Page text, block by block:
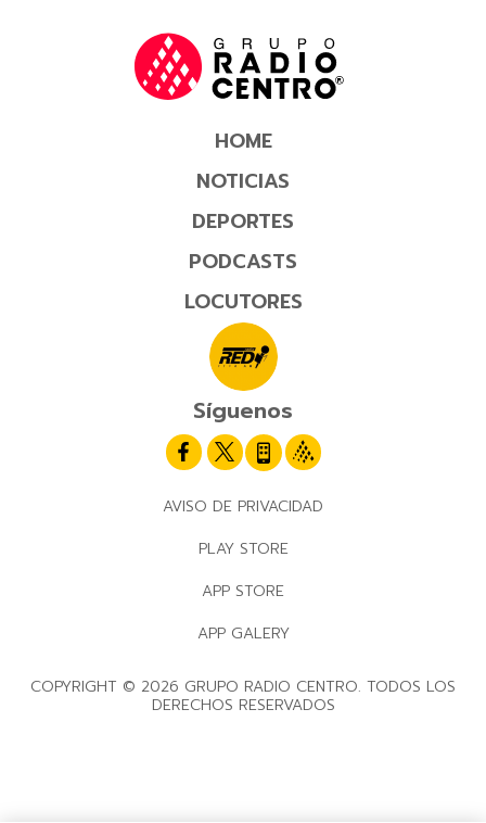
HOME
NOTICIAS
DEPORTES
PODCASTS
LOCUTORES
Síguenos
AVISO DE PRIVACIDAD
PLAY STORE
APP STORE
APP GALERY
COPYRIGHT © 2026 GRUPO RADIO CENTRO. TODOS LOS
DERECHOS RESERVADOS